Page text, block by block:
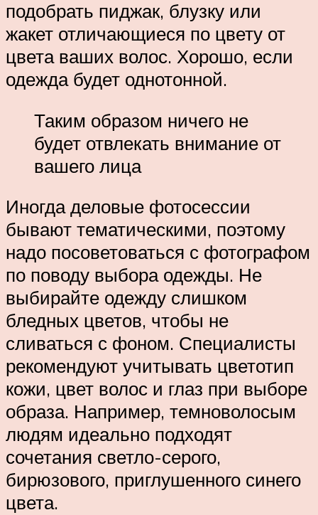
подобрать пиджак, блузку или
жакет отличающиеся по цвету от
цвета ваших волос. Хорошо, если
одежда будет однотонной.
Таким образом ничего не
будет отвлекать внимание от
вашего лица
Иногда деловые фотосессии
бывают тематическими, поэтому
надо посоветоваться с фотографом
по поводу выбора одежды. Не
выбирайте одежду слишком
бледных цветов, чтобы не
сливаться с фоном. Специалисты
рекомендуют учитывать цветотип
кожи, цвет волос и глаз при выборе
образа. Например, темноволосым
людям идеально подходят
сочетания светло-серого,
бирюзового, приглушенного синего
цвета.